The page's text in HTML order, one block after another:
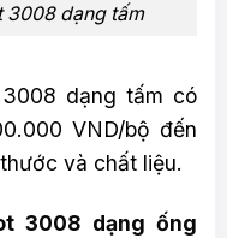
3008 dạng tấm
dạng tấm có
VND/bộ đến
và chất liệu.
3008 dạng ống